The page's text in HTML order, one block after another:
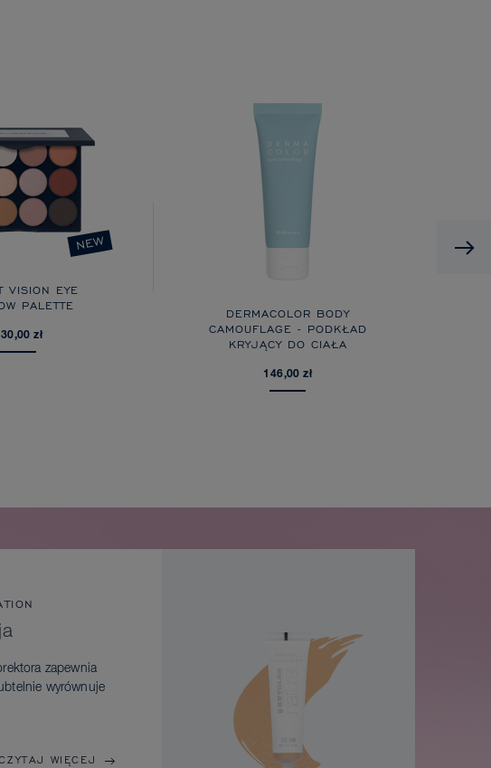
VISION EYE
PALETTE
zł
NEW
DERMACOLOR BODY
CAMOUFLAGE - PODKŁAD
KRYJĄCY DO CIAŁA
146,00 zł
zapewnia
wyrównuje
WIĘCEJ